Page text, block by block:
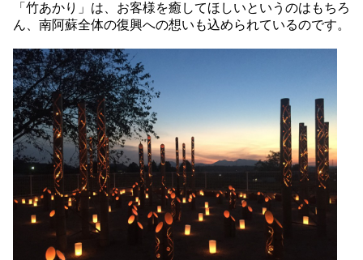
「竹あかり」は、お客様を癒してほしいというのはもちろ
ん、南阿蘇全体の復興への想いも込められているのです。